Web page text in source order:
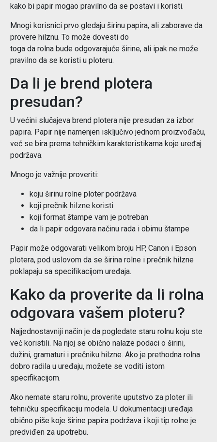
kako bi papir mogao pravilno da se postavi i koristi.
Mnogi korisnici prvo gledaju širinu papira, ali zaborave da
provere hilznu. To može dovesti do
toga da rolna bude odgovarajuće širine, ali ipak ne može
pravilno da se koristi u ploteru.
Da li je brend plotera
presudan?
U većini slučajeva brend plotera nije presudan za izbor
papira. Papir nije namenjen isključivo jednom proizvođaču,
već se bira prema tehničkim karakteristikama koje uređaj
podržava.
Mnogo je važnije proveriti:
koju širinu rolne ploter podržava
koji prečnik hilzne koristi
koji format štampe vam je potreban
da li papir odgovara načinu rada i obimu štampe
Papir može odgovarati velikom broju HP, Canon i Epson
plotera, pod uslovom da se širina rolne i prečnik hilzne
poklapaju sa specifikacijom uređaja.
Kako da proverite da li rolna
odgovara vašem ploteru?
Najjednostavniji način je da pogledate staru rolnu koju ste
već koristili. Na njoj se obično nalaze podaci o širini,
dužini, gramaturi i prečniku hilzne. Ako je prethodna rolna
dobro radila u uređaju, možete se voditi istom
specifikacijom.
Ako nemate staru rolnu, proverite uputstvo za ploter ili
tehničku specifikaciju modela. U dokumentaciji uređaja
obično piše koje širine papira podržava i koji tip rolne je
predviđen za upotrebu.